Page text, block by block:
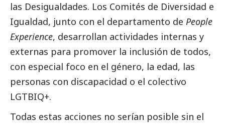
las Desigualdades. Los Comités de Diversidad e
Igualdad, junto con el departamento de People
Experience, desarrollan actividades internas y
externas para promover la inclusión de todos,
con especial foco en el género, la edad, las
personas con discapacidad o el colectivo
LGTBIQ+.
Todas estas acciones no serían posible sin el